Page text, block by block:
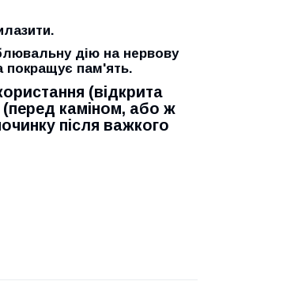
дію на нервову
покращує пам'ять.
(відкрита
(перед каміном, або ж
після важкого